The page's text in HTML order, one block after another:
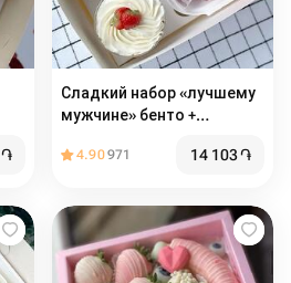
֏
Сладкий набор «лучшему
мужчине» бенто +
4.90971 14 103֏